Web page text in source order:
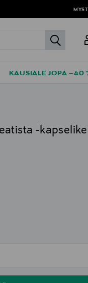
KAUSIALE JOPA –40
-